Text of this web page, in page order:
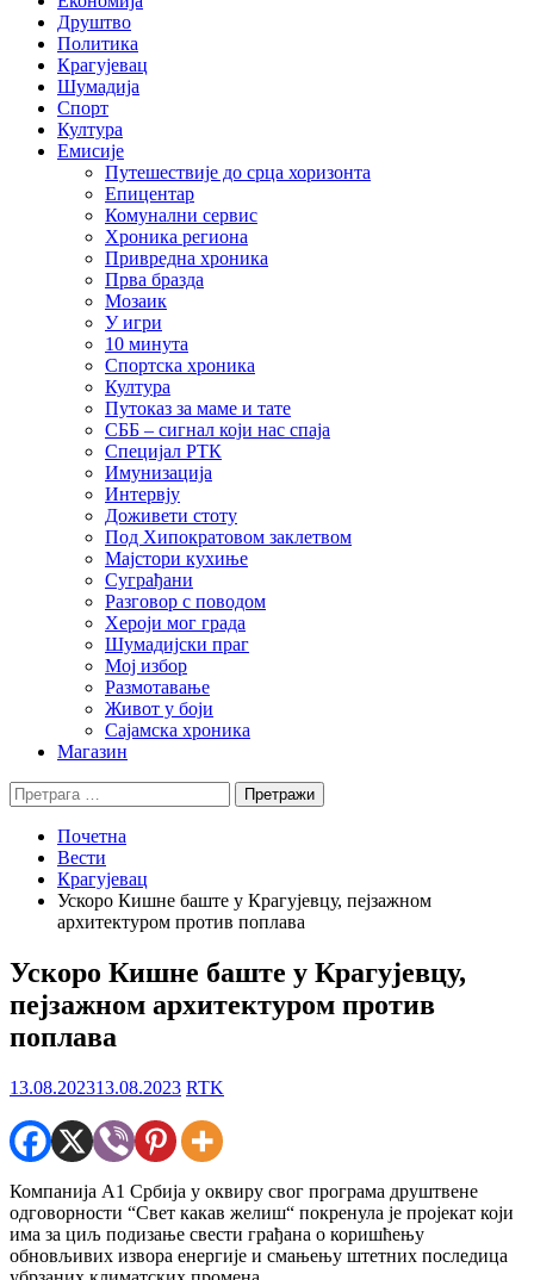
Друштво
Политика
Крагујевац
Шумадија
Спорт
Култура
Емисије
Путешествије до срца хоризонта
Епицентар
Комунални сервис
Хроника региона
Привредна хроника
Прва бразда
Мозаик
У игри
10 минута
Спортска хроника
Култура
Путоказ за маме и тате
СББ – сигнал који нас спаја
Специјал РТК
Имунизација
Интервју
Доживети стоту
Под Хипократовом заклетвом
Мајстори кухиње
Суграђани
Разговор с поводом
Хероји мог града
Шумадијски праг
Мој избор
Размотавање
Живот у боји
Сајамска хроника
Магазин
Претрага
за:
Почетна
Вести
Крагујевац
Ускоро Кишне баште у Крагујевцу, пејзажном
архитектуром против поплава
Ускоро Кишне баште у Крагујевцу,
пејзажном архитектуром против
поплава
13.08.202313.08.2023 RTK
Компанија А1 Србија у оквиру свог програма друштвене
одговорности “Свет какав желиш“ покренула је пројекат који
има за циљ подизање свести грађана о коришћењу
обновљивих извора енергије и смањењу штетних последица